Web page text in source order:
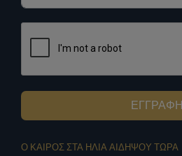
ΕΓΓΡΑΦΗ
Ο ΚΑΙΡΟΣ ΣΤΑ ΗΛΙΑ ΑΙΔΗΨΟΥ ΤΩΡΑ